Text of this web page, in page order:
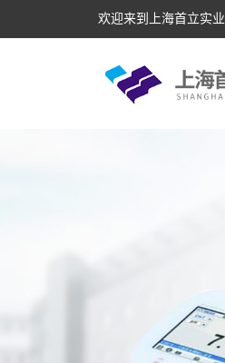
欢迎来到上海首立实业